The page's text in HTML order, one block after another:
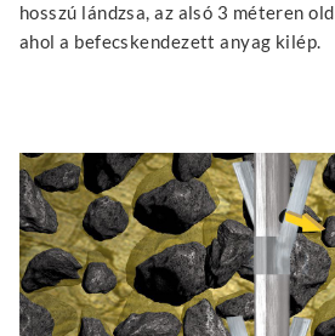
hosszú lándzsa, az alsó 3 méteren
ahol a befecskendezett anyag kilép.